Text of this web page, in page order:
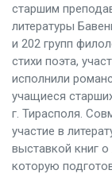
старшим
литературы
и 202 групп
стихи поэта,
исполнили
учащиеся
г. Тирасполя.
участие в
выставкой книг о
которую